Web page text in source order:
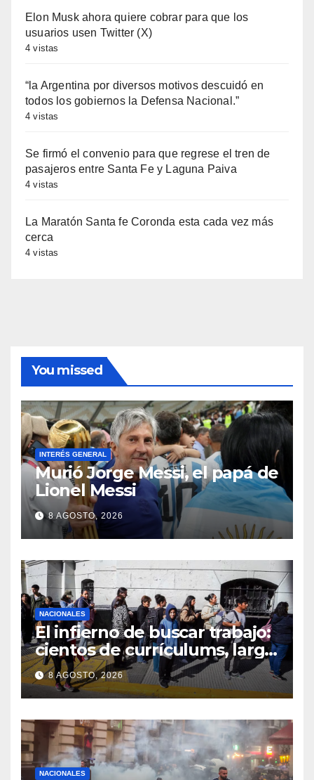
Elon Musk ahora quiere cobrar para que los
usuarios usen Twitter (X)
4 vistas
“la Argentina por diversos motivos descuidó en
todos los gobiernos la Defensa Nacional.”
4 vistas
Se firmó el convenio para que regrese el tren de
pasajeros entre Santa Fe y Laguna Paiva
4 vistas
La Maratón Santa fe Coronda esta cada vez más
cerca
4 vistas
You missed
INTERÉS GENERAL
Murió Jorge Messi, el papá de
Lionel Messi
8 AGOSTO, 2026
NACIONALES
El infierno de buscar trabajo:
cientos de currículums, larga
espera y menos puestos
registrados
8 AGOSTO, 2026
NACIONALES